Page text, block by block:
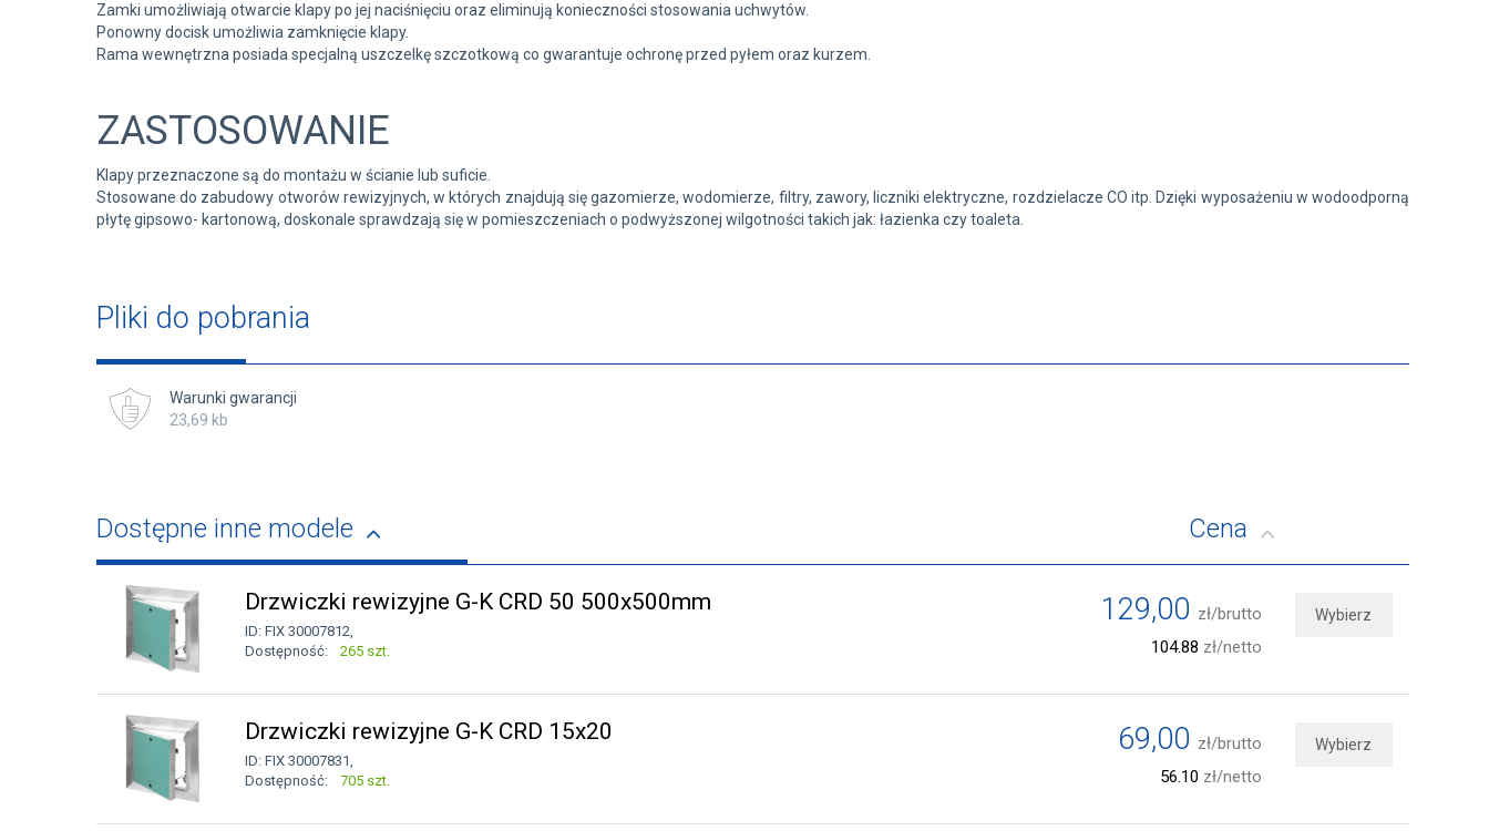
Zamki umożliwiają otwarcie klapy po jej naciśnięciu oraz eliminują konieczności stosowania uchwytów.
Ponowny docisk umożliwia zamknięcie klapy.
Rama wewnętrzna posiada specjalną uszczelkę szczotkową co gwarantuje ochronę przed pyłem oraz kurzem.
ZASTOSOWANIE
Klapy przeznaczone są do montażu w ścianie lub suficie.
Stosowane do zabudowy otworów rewizyjnych, w których znajdują się gazomierze, wodomierze, filtry, zawory, liczniki elektryczne, rozdzielacze CO itp. Dzięki wyposażeniu w wodoodporną
płytę gipsowo- kartonową, doskonale sprawdzają się w pomieszczeniach o podwyższonej wilgotności takich jak: łazienka czy toaleta.
Pliki do pobrania
Warunki gwarancji
23,69 kb
Dostępne inne modele Cena
Drzwiczki rewizyjne G-K CRD 50 500x500mm
ID: FIX 30007812,
Dostępność:
265 szt.
129,00 zł/brutto
104.88 zł/netto
Wybierz
Drzwiczki rewizyjne G-K CRD 15x20
ID: FIX 30007831,
Dostępność:
705 szt.
69,00 zł/brutto
56.10 zł/netto
Wybierz